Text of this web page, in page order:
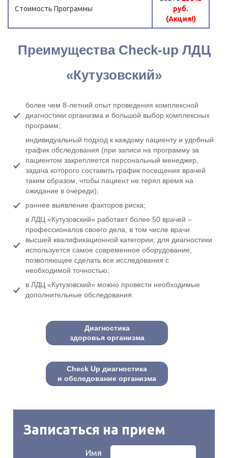
Стоимость Программы
руб.
(Акция!)
Преимущества Check-up ЛДЦ
«Кутузовский»
более чем 8-летний опыт проведения комплексной
диагностики организма и большой выбор комплексных
программ;
индивидуальный подход к каждому пациенту и удобный
график обследования (при записи на программу за
пациентом закрепляется персональный менеджер,
задача которого составить график посещения врачей
таким образом, чтобы пациент не терял время на
ожидание в очереди);
раннее выявление факторов риска;
в ЛДЦ «Кутузовский» работает более 50 врачей –
профессионалов своего дела, в том числе врачи
высшей квалификационной категории; для диагностики
используется самое современное оборудование,
позволяющее сделать все исследования с
необходимой точностью;
в ЛДЦ «Кутузовский» можно провести необходимые
дополнительные обследования.
Диагностика
здоровья организма
Check Up диагностика
и обследование организма
Записаться на прием
Имя